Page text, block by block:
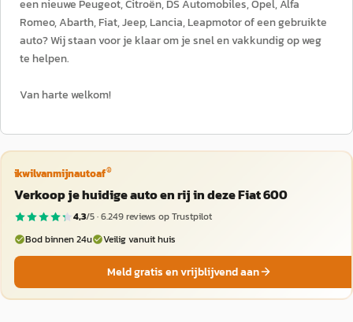
een nieuwe Peugeot, Citroën, DS Automobiles, Opel, Alfa
Romeo, Abarth, Fiat, Jeep, Lancia, Leapmotor of een gebruikte
auto? Wij staan voor je klaar om je snel en vakkundig op weg
te helpen.
Van harte welkom!
ikwilvanmijnautoaf®
Verkoop je huidige auto en rij in deze Fiat 600
4,3/5 ·6.249reviews op Trustpilot
Bod binnen 24u
Veilig vanuit huis
Meld gratis en vrijblijvend aan